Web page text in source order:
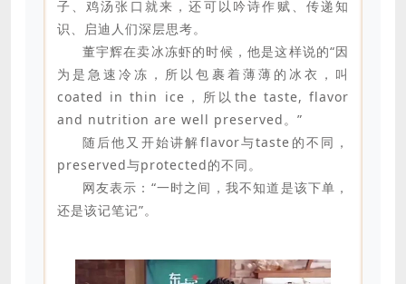
子、鸡汤张口就来，还可以吟诗作赋、传递知
识、启迪人们深层思考。
董宇辉在卖冰冻虾的时候，他是这样说的“因
为是急速冷冻，所以包裹着薄薄的冰衣，叫
coated in thin ice，所以the taste, flavor
and nutrition are well preserved。”
随后他又开始讲解flavor与taste的不同，
preserved与protected的不同。
网友表示：“一时之间，我不知道是该下单，
还是该记笔记”。